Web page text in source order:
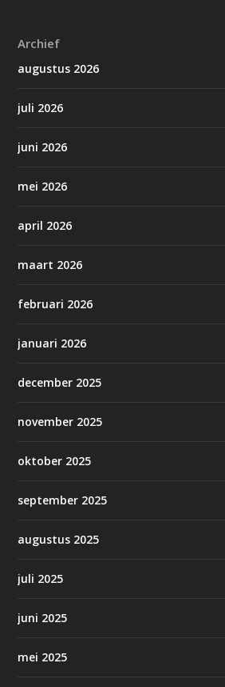
Archief
augustus 2026
juli 2026
juni 2026
mei 2026
april 2026
maart 2026
februari 2026
januari 2026
december 2025
november 2025
oktober 2025
september 2025
augustus 2025
juli 2025
juni 2025
mei 2025